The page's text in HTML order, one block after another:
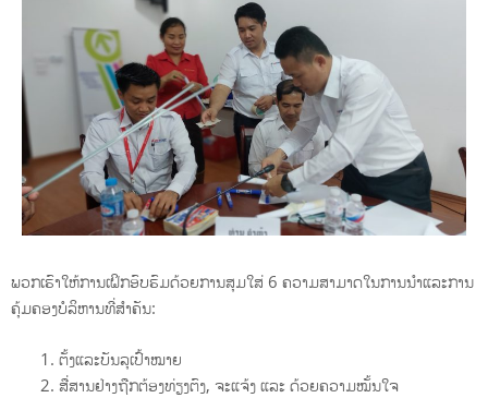
ພວກເຮົາໃຫ້ການເຝິກອົບຮົມດ້ວຍການສຸມໃສ່ 6 ຄວາມສາມາດໃນການນຳແລະການ
ຄຸ້ມຄອງບໍລິຫານທີ່ສຳຄັນ:
ຕັ້ງແລະບັນລຸເປົ້າໝາຍ
ສື່ສານຢ່າງຖືກຕ້ອງທ່ຽງຕົງ, ຈະແຈ້ງ ແລະ ດ້ວຍຄວາມໝັ້ນໃຈ